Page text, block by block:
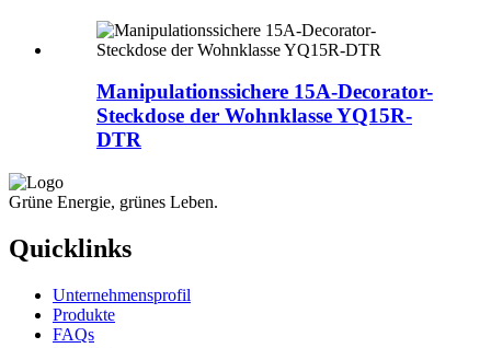
Manipulationssichere 15A-Decorator-
Steckdose der Wohnklasse YQ15R-
DTR
Grüne Energie, grünes Leben.
Quicklinks
Unternehmensprofil
Produkte
FAQs